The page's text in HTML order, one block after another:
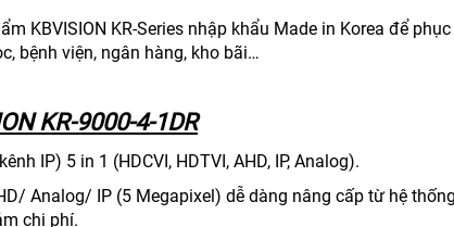
KBVISION KR-Series nhập khẩu Made in Korea để
bệnh viện, ngân hàng, kho bãi…
KR-9000-4-1DR
IP) 5 in 1 (HDCVI, HDTVI, AHD, IP, Analog).
Analog/ IP (5 Megapixel) dễ dàng nâng cấp từ hệ thống
chi phí.